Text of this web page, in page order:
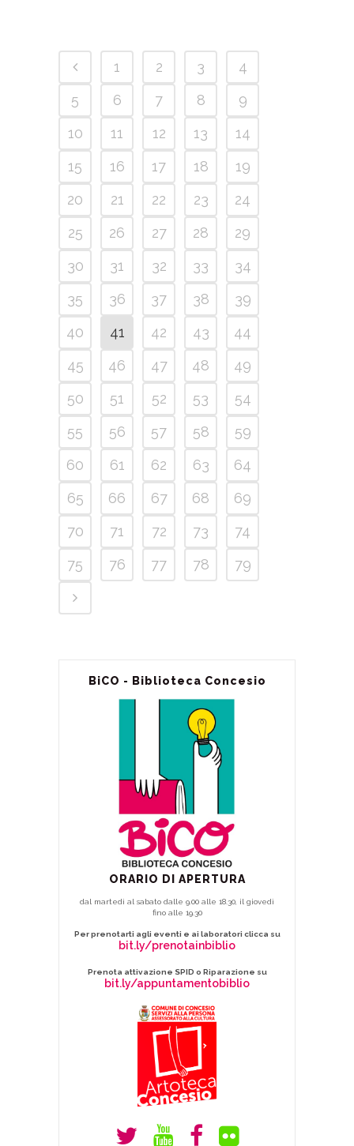
1 2 3
4
5
6 7 8
9
10
11 12 13
14
15
16 17 18
19
20
21 22 23
24
25
26 27 28
29
30
31 32 33
34
35
36 37 38
39
40
41 42 43
44
45
46 47 48
49
50
51 52 53
54
55
56 57 58
59
60
61 62 63
64
65
66 67 68
69
70
71 72 73
74
75
76 77 78 79
BiCO - Biblioteca Concesio
ORARIO DI APERTURA
dal martedì al sabato dalle 9.00 alle 18.30, il giovedì
fino alle 19.30
Per prenotarti agli eventi e ai laboratori clicca su
bit.ly/prenotainbiblio
Prenota attivazione SPID o Riparazione su
bit.ly/appuntamentobiblio